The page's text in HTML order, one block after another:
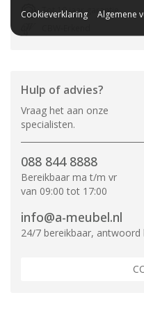
Tot 10 jaar garantie
Hulp of advies?
Vraag het aan onze
specialisten.
088 844 8888
Bereikbaar ma t/m vr
van 09:00 tot 17:00
info@a-meubel.nl
24/7 bereikbaar, antwoord
Cookieverklaring Algemene